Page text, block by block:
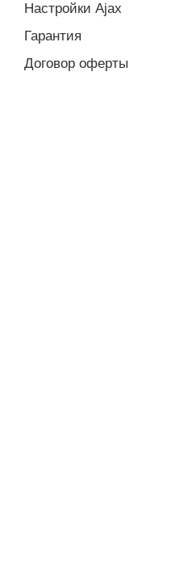
Настройки Ajax
Гарантия
Договор оферты